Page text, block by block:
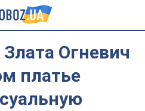
Огневич
платье